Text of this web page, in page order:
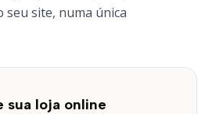
site, numa única
sua loja online